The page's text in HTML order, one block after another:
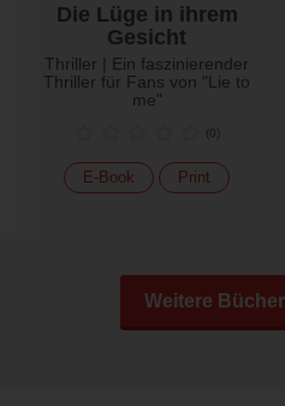
Die Lüge in ihrem
Gesicht
Thriller | Ein faszinierender
Thriller für Fans von "Lie to
me"
(0)
E-Book Print
Weitere